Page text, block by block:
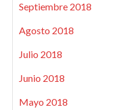
Septiembre 2018
Agosto 2018
Julio 2018
Junio 2018
Mayo 2018